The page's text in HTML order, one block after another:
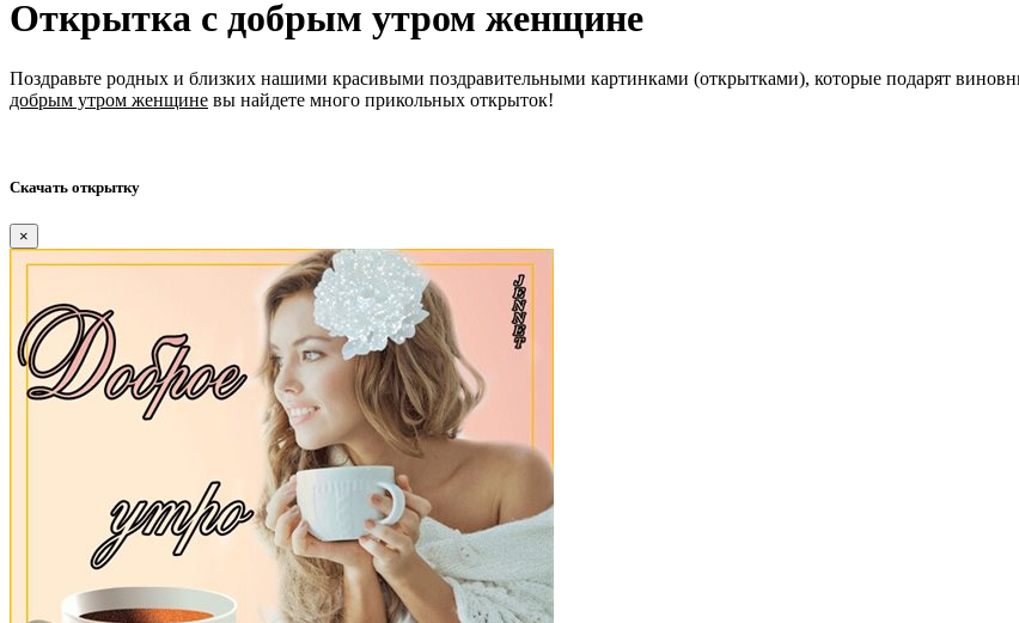
Открытка с добрым утром женщине
Поздравьте родных и близких нашими красивыми поздравительными картинками (открытками), которые подарят
добрым утром женщине вы найдете много прикольных открыток!
Скачать открытку
×